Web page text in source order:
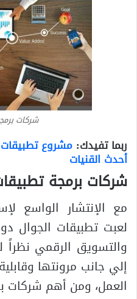
شركات
ربما تفيدك: مشروع
أحدث القنيات
شركات برمجة
مع الإنتشار الواسع
لعبت تطبيقات الجوال
والتسويق الرقمي نظراً
إلي جانب مرونتها
العمل، ومن أهم شركات